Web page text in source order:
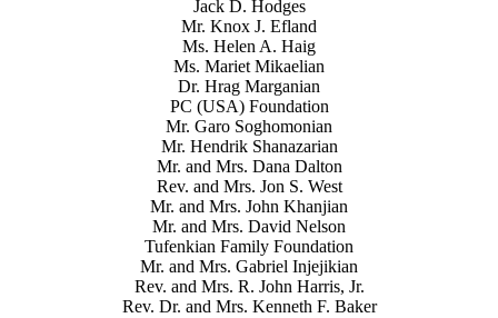
Jack D. Hodges
Mr. Knox J. Efland
Ms. Helen A. Haig
Ms. Mariet Mikaelian
Dr. Hrag Marganian
PC (USA) Foundation
Mr. Garo Soghomonian
Mr. Hendrik Shanazarian
Mr. and Mrs. Dana Dalton
Rev. and Mrs. Jon S. West
Mr. and Mrs. John Khanjian
Mr. and Mrs. David Nelson
Tufenkian Family Foundation
Mr. and Mrs. Gabriel Injejikian
Rev. and Mrs. R. John Harris, Jr.
Rev. Dr. and Mrs. Kenneth F. Baker